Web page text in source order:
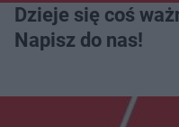
Dzieje się coś
Napisz do nas!